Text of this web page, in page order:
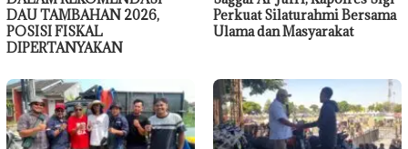
DAU TAMBAHAN 2026,
POSISI FISKAL
DIPERTANYAKAN
Perkuat Silaturahmi Bersama
Ulama dan Masyarakat